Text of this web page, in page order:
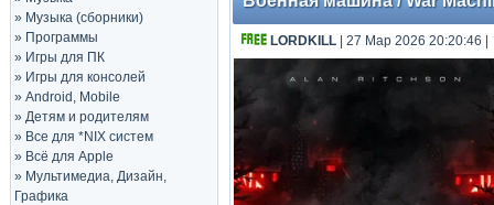
» Музыка (сборники)
» Программы
» Игры для ПК
» Игры для консолей
» Android, Mobile
» Детям и родителям
» Все для *NIX систем
» Всё для Apple
» Мультимедиа, Дизайн,
Графика
LORDKILL | 27 Мар 2026 20:20:46